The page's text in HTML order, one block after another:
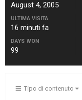
August 4, 2005
ULTIMA VISITA
16 minuti fa
DAYS WON
99
Tipo di contenuto